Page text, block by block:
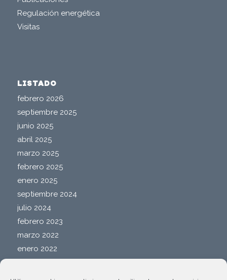
Regulación energética
Visitas
LISTADO
febrero 2026
septiembre 2025
junio 2025
abril 2025
marzo 2025
febrero 2025
enero 2025
septiembre 2024
julio 2024
febrero 2023
marzo 2022
enero 2022